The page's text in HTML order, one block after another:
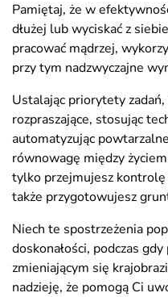
Pamiętaj, że w
dłużej lub wyciskać z
pracować mądrzej,
przy tym nadzwyczajne
Ustalając priorytety
rozpraszające, stosując
automatyzując
równowagę między
tylko przejmujesz
także przygotowujesz
Niech te spostrzeżenia
doskonałości, podczas
zmieniającym się
nadzieję, że pomogą Ci